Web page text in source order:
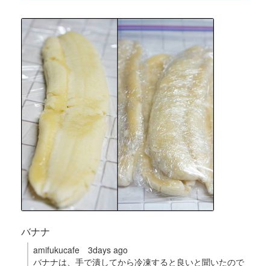
バナナ
amifukucafe 3days ago
バナナは、手で潰してから冷凍すると良いと聞いたので